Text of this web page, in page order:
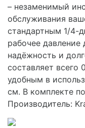
– незаменимый
обслуживания
стандартным 1/4-
рабочее давление
надёжность и
составляет всего
удобным в
см. В комплекте
Производитель: